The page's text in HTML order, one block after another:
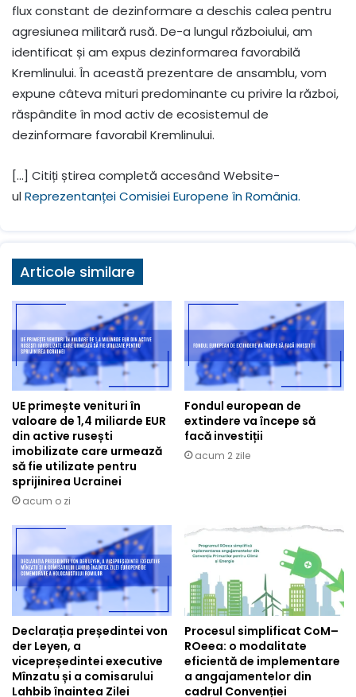
flux constant de dezinformare a deschis calea pentru
agresiunea militară rusă. De-a lungul războiului, am
identificat și am expus dezinformarea favorabilă
Kremlinului. În această prezentare de ansamblu, vom
expune câteva mituri predominante cu privire la război,
răspândite în mod activ de ecosistemul de
dezinformare favorabil Kremlinului.
[…] Citiți știrea completă accesând Website-
ulReprezentanței Comisiei Europene în România.
Articole similare
UE primește venituri în
valoare de 1,4 miliarde EUR
din active rusești
imobilizate care urmează
să fie utilizate pentru
sprijinirea Ucrainei
acum o zi
Fondul european de
extindere va începe să
facă investiții
acum 2 zile
Declarația președintei von
der Leyen, a
vicepreședintei executive
Mînzatu și a comisarului
Lahbib înaintea Zilei
Procesul simplificat CoM–
ROeea: o modalitate
eficientă de implementare
a angajamentelor din
cadrul Convenției